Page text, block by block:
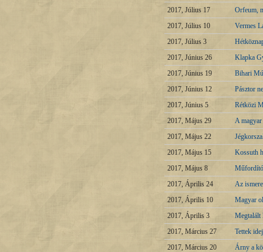
2017, Július 17
Orfeum,
2017, Július 10
Vermes
2017, Július 3
2017, Június 26
Klapka
2017, Június 19
Bihari
2017, Június 12
Pásztor
2017, Június 5
Rétközi
2017, Május 29
A
2017, Május 22
2017, Május 15
Kossuth
2017, Május 8
2017, Április 24
Az
2017, Április 10
Magyar
2017, Április 3
Megtalált
2017, Március 27
Tettek
2017, Március 20
Árny a